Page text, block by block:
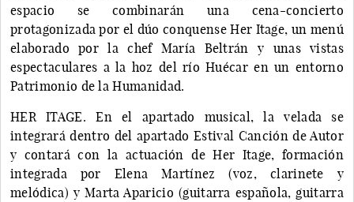
espacio se combinarán una cena-concierto
protagonizada por el dúo conquense Her Itage, un menú
elaborado por la chef María Beltrán y unas vistas
espectaculares a la hoz del río Huécar en un entorno
Patrimonio de la Humanidad.
HER ITAGE. En el apartado musical, la velada se
integrará dentro del apartado Estival Canción de Autor
y contará con la actuación de Her Itage, formación
integrada por Elena Martínez (voz, clarinete y
melódica) y Marta Aparicio (guitarra española, guitarra